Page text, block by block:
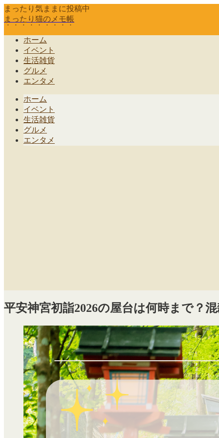
まったり気ままに投稿中
まったり猫のメモ帳
ホーム
イベント
生活雑貨
グルメ
エンタメ
ホーム
イベント
生活雑貨
グルメ
エンタメ
平安神宮初詣2026の屋台は何時まで？